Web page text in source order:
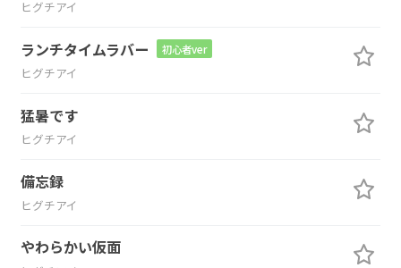
ヒグチアイ
ランチタイムラバー 初心者ver
ヒグチアイ
猛暑です
ヒグチアイ
備忘録
ヒグチアイ
やわらかい仮面